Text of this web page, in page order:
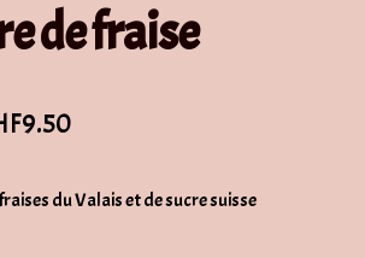
de fraise
9.50Plage
prix :
du Valais et de sucre suisse